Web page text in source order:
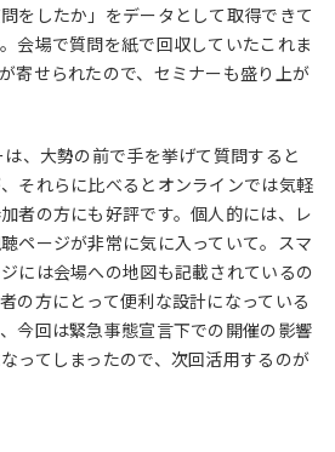
をしたか」をデータとして取得できて
会場で質問を紙で回収していたこれま
寄せられたので、セミナーも盛り上が
、大勢の前で手を挙げて質問すると
それらに比べるとオンラインでは気軽
者の方にも好評です。個人的には、レ
ページが非常に気に入っていて。スマ
には会場への地図も記載されているの
の方にとって便利な設計になっている
今回は緊急事態宣言下での開催の影響
ってしまったので、次回活用するのが